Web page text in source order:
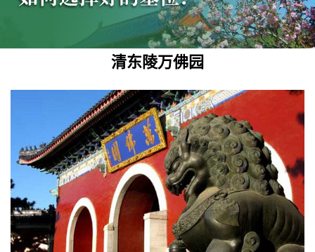
清东陵万佛园